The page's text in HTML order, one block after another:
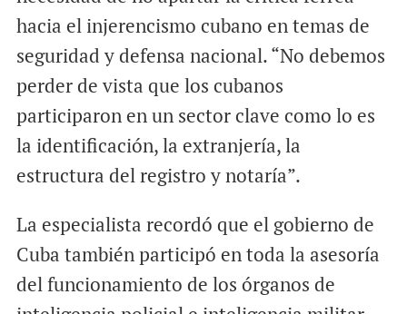
hacia el injerencismo cubano en temas de
seguridad y defensa nacional. “No debemos
perder de vista que los cubanos
participaron en un sector clave como lo es
la identificación, la extranjería, la
estructura del registro y notaría”.
La especialista recordó que el gobierno de
Cuba también participó en toda la asesoría
del funcionamiento de los órganos de